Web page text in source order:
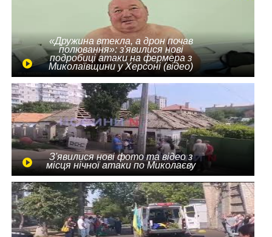
«Дружина втекла, а дрон почав
полювання»: з'явилися нові
подробиці атаки на фермера з
Миколаївщини у Херсоні (відео)
З'явилися нові фото та відео з
місця нічної атаки по Миколаєву